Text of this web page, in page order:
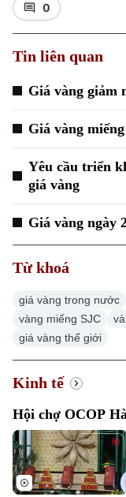
0
Tin liên quan
Giá vàng giảm
Giá vàng
Yêu cầu triển
giá vàng
Giá vàng ngày
Từ khoá
giá vàng trong nước
vàng miếng SJC
giá vàng thế giới
Kinh tế
Hội chợ OCOP